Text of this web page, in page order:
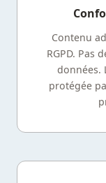
Contenu
RGPD. Pas
données.
protégée